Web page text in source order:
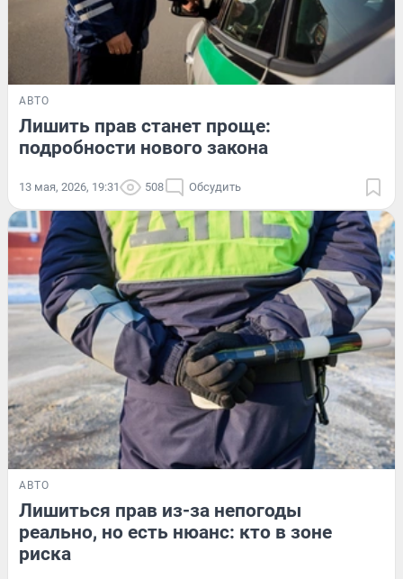
АВТО
Лишить прав станет проще:
подробности нового закона
13 мая, 2026, 19:31 508 Обсудить
АВТО
Лишиться прав из-за непогоды
реально, но есть нюанс: кто в зоне
риска